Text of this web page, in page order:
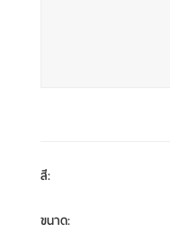
สี:
ขนาด: